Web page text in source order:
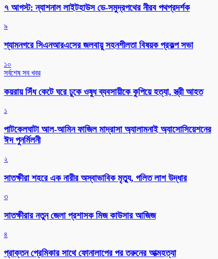
৭ আগস্ট: ন্যাশনাল লাইটহাউস ডে-সমুদ্রপথের নীরব পথপ্রদর্শক
৯
শ্যামনগরে সিএনআরএসের জলবায়ু সহনশীলতা বিষয়ক প্রকল্প সভা
১০
সর্বশেষ সব খবর
কয়রায় সিঁধ কেটে ঘরে ঢুকে ওষুধ ব্যবসায়ীকে কুপিয়ে হত্যা, স্ত্রী আহত
১
পাটকেলঘাটা আল-আমিন ফাজিল মাদ্রাসা অ্যালামনাই অ্যাসোসিয়েশনের
ঈদ পুনর্মিলনী
২
সাতক্ষীরা শহরে এক নারীর অস্বাভাবিক মৃত্যু, গলিত লাশ উদ্ধার
৩
সাতক্ষীরার নতুন জেলা প্রশাসক মিজ কাউসার আজিজ
৪
প্রাক্তন প্রেমিকার সাথে ফোনালাপের পর তরুনের আত্মহত্যা